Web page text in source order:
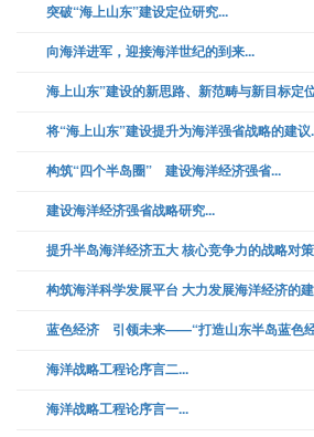
突破“海上山东”建设定位研究...
向海洋进军，迎接海洋世纪的到来...
海上山东”建设的新思路、新范畴与新目标定
将“海上山东”建设提升为海洋强省战略的建议
构筑“四个半岛圈” 建设海洋经济强省...
建设海洋经济强省战略研究...
提升半岛海洋经济五大 核心竞争力的战略对
构筑海洋科学发展平台 大力发展海洋经济的
海洋战略工程论序言二...
海洋战略工程论序言一...